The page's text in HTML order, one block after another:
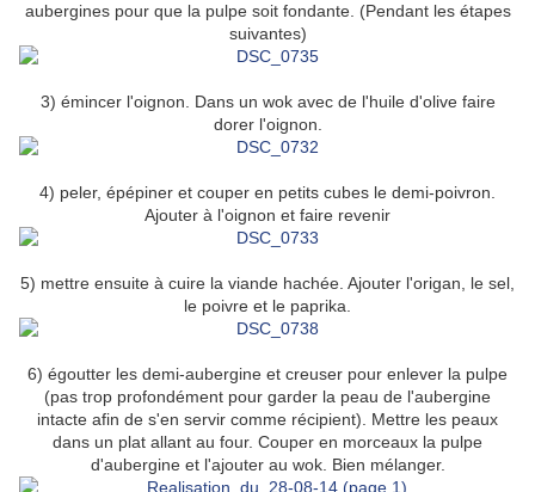
aubergines pour que la pulpe soit fondante. (Pendant les étapes
suivantes)
3) émincer l'oignon. Dans un wok avec de l'huile d'olive faire
dorer l'oignon.
4) peler, épépiner et couper en petits cubes le demi-poivron.
Ajouter à l'oignon et faire revenir
5) mettre ensuite à cuire la viande hachée. Ajouter l'origan, le sel,
le poivre et le paprika.
6) égoutter les demi-aubergine et creuser pour enlever la pulpe
(pas trop profondément pour garder la peau de l'aubergine
intacte afin de s'en servir comme récipient). Mettre les peaux
dans un plat allant au four. Couper en morceaux la pulpe
d'aubergine et l'ajouter au wok. Bien mélanger.